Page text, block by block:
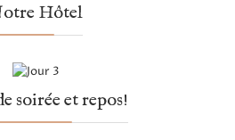
Hôtel
soirée et repos!